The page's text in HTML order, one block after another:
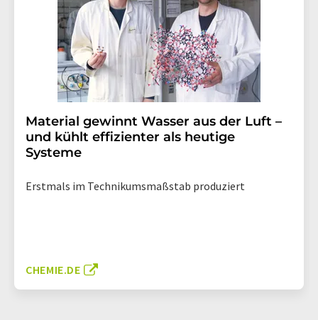
Material gewinnt Wasser aus der Luft –
und kühlt effizienter als heutige
Systeme
Erstmals im Technikumsmaßstab produziert
CHEMIE.DE